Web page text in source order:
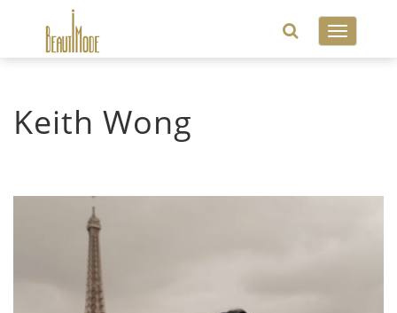
Toggle
Keith Wong